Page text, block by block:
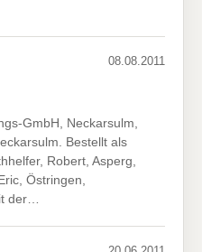
08.08.2011
GmbH, Neckarsulm,
Bestellt als
Robert, Asperg,
Östringen,
der…